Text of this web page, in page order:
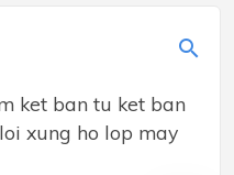
ket ban tu ket ban
xung ho lop may